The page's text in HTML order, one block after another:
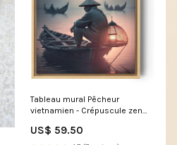
Tableau mural Pêcheur
vietnamien - Crépuscule zen
US$ 59.50